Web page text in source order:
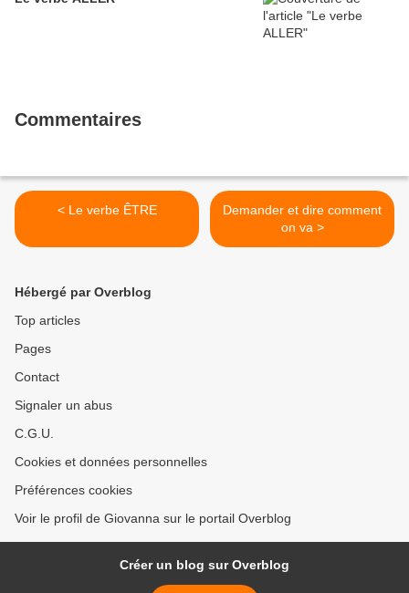
Commentaires
< Le verbe ÊTRE
Demander et dire comment
on va >
Hébergé par Overblog
Top articles
Pages
Contact
Signaler un abus
C.G.U.
Cookies et données personnelles
Préférences cookies
Voir le profil de Giovanna sur le portail Overblog
Créer un blog sur Overblog